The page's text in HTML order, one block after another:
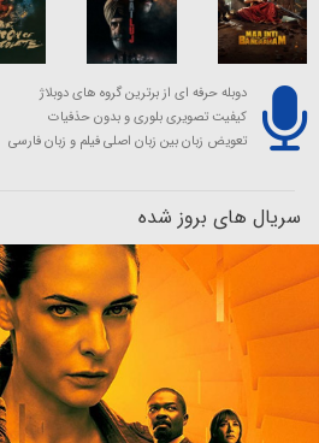
دوبله حرفه ای از برترین گروه های دوبلاژ
کیفیت تصویری بلوری و بدون حذفیات
تعویض زبان بین زبان اصلی فیلم و زبان فارسی
سریال های بروز شده